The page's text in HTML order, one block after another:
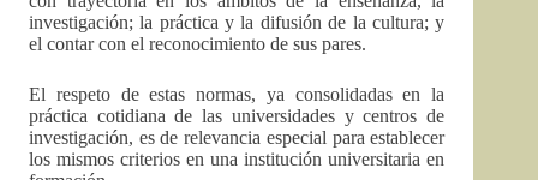
investigación; la práctica y la difusión de la cultura; y
el contar con el reconocimiento de sus pares.
El respeto de estas normas, ya consolidadas en la
práctica cotidiana de las universidades y centros de
investigación, es de relevancia especial para establecer
los mismos criterios en una institución universitaria en